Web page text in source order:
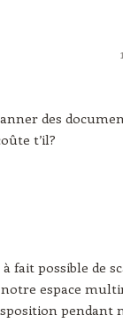
des
t’il?
fait possible de
espace
pendant